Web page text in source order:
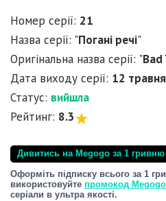
Номер серії: 21
Назва серії: "Погані речі"
Оригінальна назва серії: "Bad
Дата виходу серії: 12
Статус: вийшла
Рейтинг: 8.3
Дивитись на Megogo за 1 гривню
Оформіть підписку всього за 1
використовуйте промокод Megogo
серіали в ультра якості.